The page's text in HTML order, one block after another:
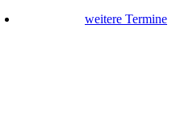
weitere Termine